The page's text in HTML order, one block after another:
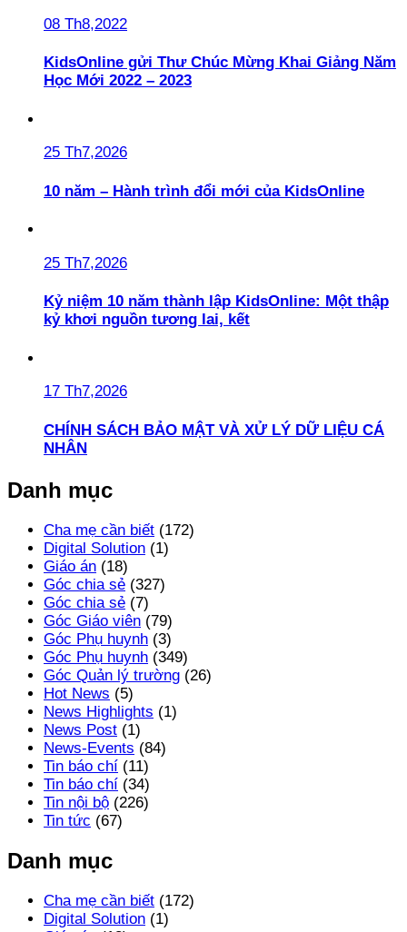
08 Th8,2022
KidsOnline gửi Thư Chúc Mừng Khai Giảng Năm
Học Mới 2022 – 2023
25 Th7,2026
10 năm – Hành trình đổi mới của KidsOnline
25 Th7,2026
Kỷ niệm 10 năm thành lập KidsOnline: Một thập
kỷ khơi nguồn tương lai, kết
17 Th7,2026
CHÍNH SÁCH BẢO MẬT VÀ XỬ LÝ DỮ LIỆU CÁ
NHÂN
Danh mục
Cha mẹ cần biết (172)
Digital Solution (1)
Giáo án (18)
Góc chia sẻ (327)
Góc chia sẻ (7)
Góc Giáo viên (79)
Góc Phụ huynh (3)
Góc Phụ huynh (349)
Góc Quản lý trường (26)
Hot News (5)
News Highlights (1)
News Post (1)
News-Events (84)
Tin báo chí (11)
Tin báo chí (34)
Tin nội bộ (226)
Tin tức (67)
Danh mục
Cha mẹ cần biết (172)
Digital Solution (1)